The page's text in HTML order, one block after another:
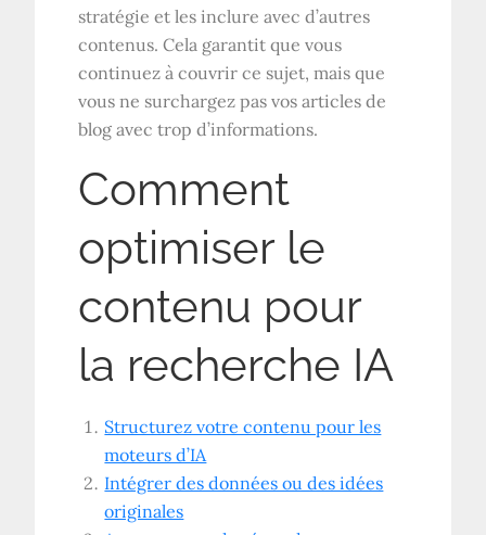
stratégie et les inclure avec d’autres
contenus. Cela garantit que vous
continuez à couvrir ce sujet, mais que
vous ne surchargez pas vos articles de
blog avec trop d’informations.
Comment
optimiser le
contenu pour
la recherche IA
Structurez votre contenu pour les
moteurs d’IA
Intégrer des données ou des idées
originales